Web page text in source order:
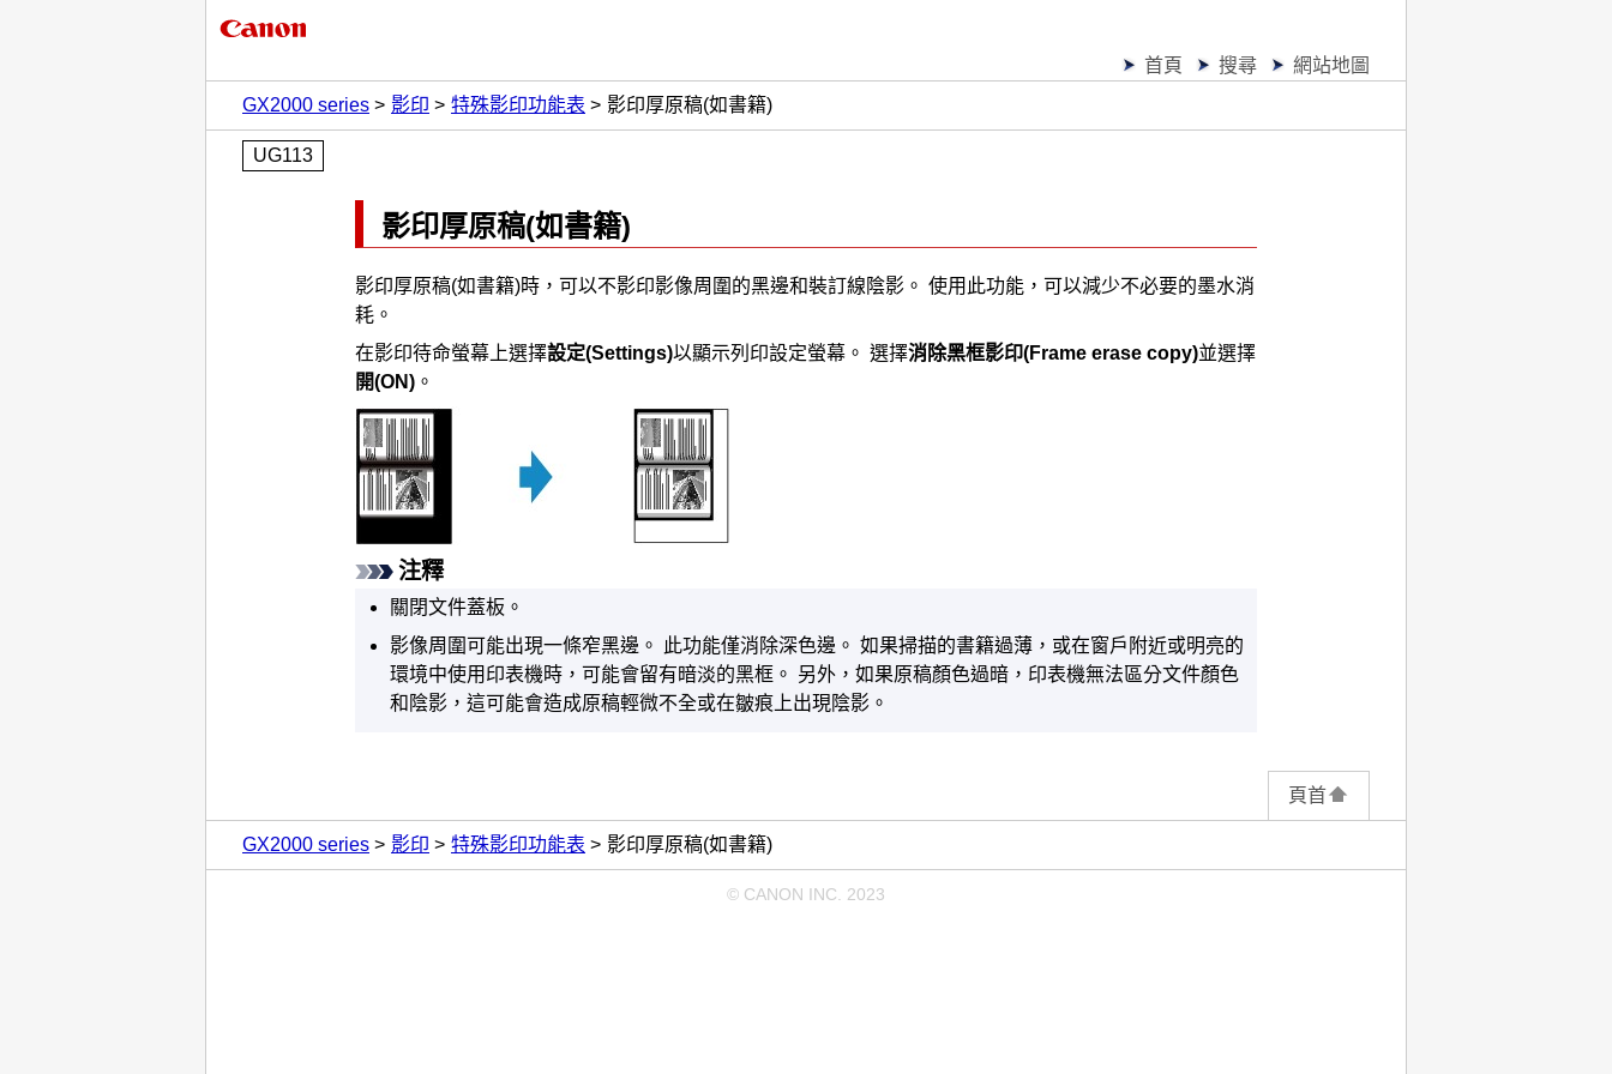
首頁 搜尋
網站地圖
GX2000 series
影印 特殊影印功能表 影印厚原稿(如書籍)
UG113
影印厚原稿(如書籍)
影印厚原稿(如書籍)時，可以不影印影像周圍的黑邊和裝訂線陰影。 使用此功能，可以減少不必要的墨水消
耗。
在影印待命螢幕上選擇設定(Settings)以顯示列印設定螢幕。 選擇消除黑框影印(Frame erase copy)並選擇
開(ON) 。
注釋
關閉文件蓋板 。
影像周圍可能出現一條窄黑邊。
此功能僅消除深色邊。 如果掃描的書籍過薄，或在窗戶附近或明亮的
環境中使用 印表機時，可能會留有暗淡的黑框。 另外，如果原稿顏色過暗， 印表機無法區分文件顏色
和陰影，這可能會造成原稿輕微不全或在皺痕上出現陰影。
頁首
GX2000 series 影印 特殊影印功能表 影印厚原稿(如書籍)
© CANON INC. 2023